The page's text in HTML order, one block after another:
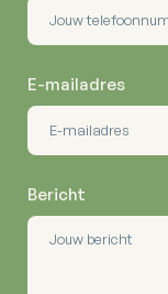
E-mailadres
Bericht